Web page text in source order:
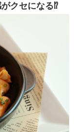
クセになる⁉︎